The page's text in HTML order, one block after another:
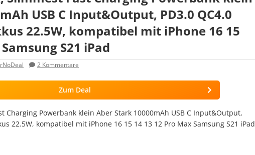
USB C Input&Output, PD3.0 QC4.0
22.5W, kompatibel mit iPhone 16 15
S21 iPad
2 Kommentare
Zum Deal
Charging Powerbank klein Aber Stark 10000mAh USB C Input&Output,
22.5W, kompatibel mit iPhone 16 15 14 13 12 Pro Max Samsung S21 iPad